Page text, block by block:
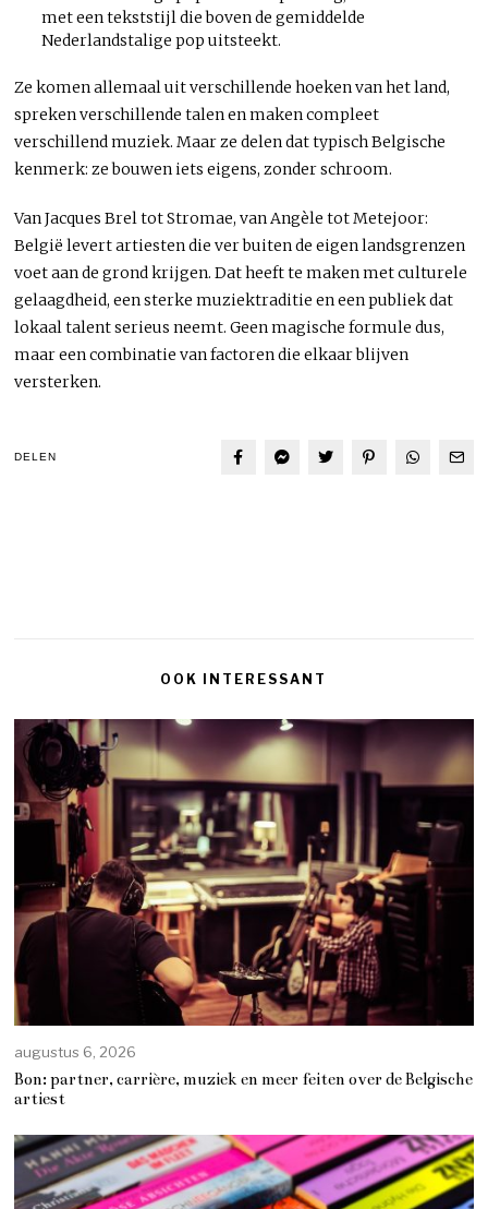
met een tekststijl die boven de gemiddelde
Nederlandstalige pop uitsteekt.
Ze komen allemaal uit verschillende hoeken van het land,
spreken verschillende talen en maken compleet
verschillend muziek. Maar ze delen dat typisch Belgische
kenmerk: ze bouwen iets eigens, zonder schroom.
Van Jacques Brel tot Stromae, van Angèle tot Metejoor:
België levert artiesten die ver buiten de eigen landsgrenzen
voet aan de grond krijgen. Dat heeft te maken met culturele
gelaagdheid, een sterke muziektraditie en een publiek dat
lokaal talent serieus neemt. Geen magische formule dus,
maar een combinatie van factoren die elkaar blijven
versterken.
DELEN
OOK INTERESSANT
augustus 6, 2026
Bon: partner, carrière, muziek en meer feiten over de Belgische
artiest